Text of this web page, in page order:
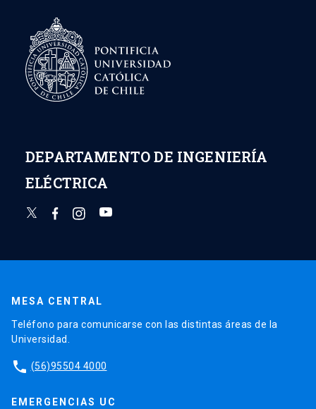
DEPARTAMENTO DE INGENIERÍA
ELÉCTRICA
MESA CENTRAL
Teléfono para comunicarse con las distintas áreas de la
Universidad.
phone (56)95504 4000
EMERGENCIAS UC